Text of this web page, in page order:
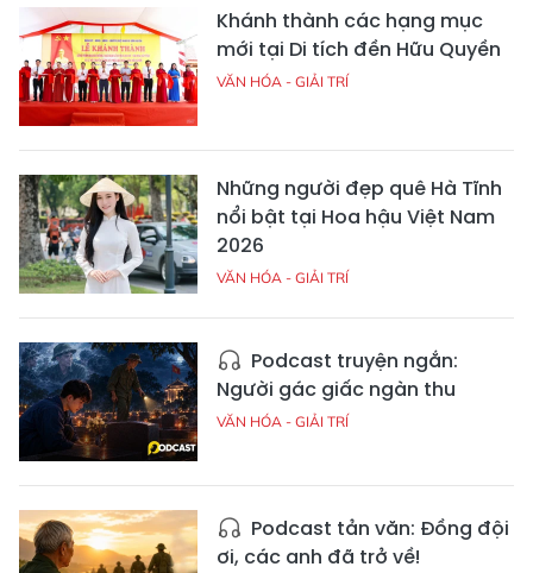
Khánh thành các hạng mục
mới tại Di tích đền Hữu Quyền
VĂN HÓA - GIẢI TRÍ
Những người đẹp quê Hà Tĩnh
nổi bật tại Hoa hậu Việt Nam
2026
VĂN HÓA - GIẢI TRÍ
Podcast truyện ngắn:
Người gác giấc ngàn thu
VĂN HÓA - GIẢI TRÍ
Podcast tản văn: Đồng đội
ơi, các anh đã trở về!